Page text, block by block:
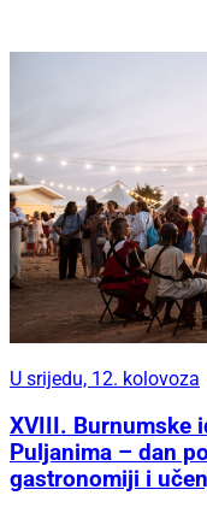
U srijedu, 12. kolovoza
XVIII. Burnumske
Puljanima – dan
gastronomiji i